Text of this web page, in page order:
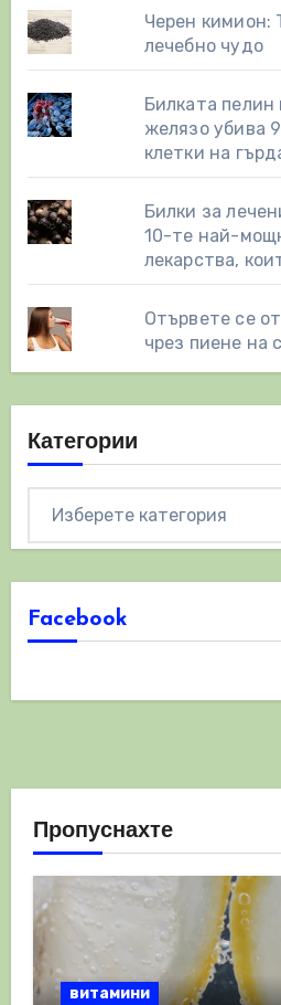
Черен кимион:
лечебно чудо
Билката
желязо убива
клетки на
Билки за
10-те най-
лекарства,
Отървете се
чрез пиене на
Категории
Facebook
Пропуснахте
витамини